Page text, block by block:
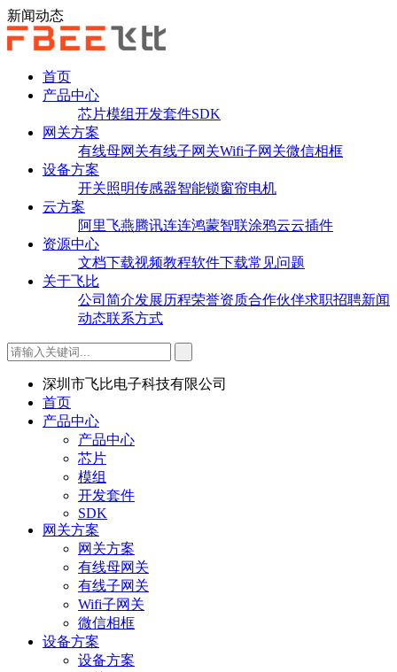
新闻动态
首页
产品中心
芯片模组开发套件SDK
网关方案
有线母网关有线子网关Wifi子网关微信相框
设备方案
开关照明传感器智能锁窗帘电机
云方案
阿里飞燕腾讯连连鸿蒙智联涂鸦云云插件
资源中心
文档下载视频教程软件下载常见问题
关于飞比
公司简介发展历程荣誉资质合作伙伴求职招聘新闻
动态联系方式
深圳市飞比电子科技有限公司
首页
产品中心
产品中心
芯片
模组
开发套件
SDK
网关方案
网关方案
有线母网关
有线子网关
Wifi子网关
微信相框
设备方案
设备方案